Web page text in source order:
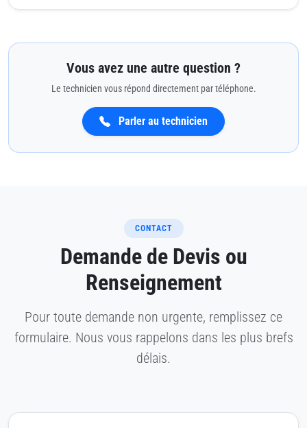
Vous avez une autre question ?
Le technicien vous répond directement par téléphone.
Parler au technicien
CONTACT
Demande de Devis ou
Renseignement
Pour toute demande non urgente, remplissez ce
formulaire. Nous vous rappelons dans les plus brefs
délais.